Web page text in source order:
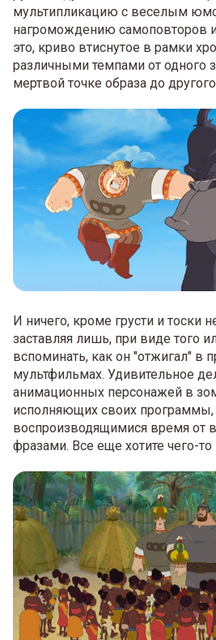
мультипликацию с веселым
нагромождению самоповторов и
это, криво втиснутое в рамки
различными темпами от одного
мертвой точке образа до
И ничего, кроме грусти и тоски
заставляя лишь, при виде того
вспоминать, как он "отжигал" в
мультфильмах. Удивительное
анимационных персонажей в
исполняющих своих
воспроизводящимися время от
фразами. Все еще хотите чего-то